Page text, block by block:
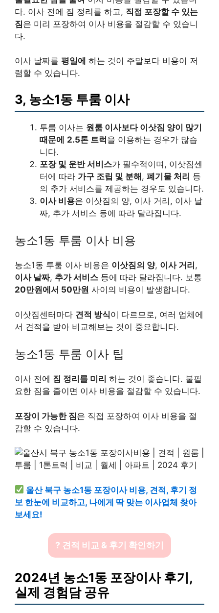
다. 이사 전에 짐 정리를 하고, 직접 포장할 수 있는
짐은 미리 포장하여 이사 비용을 절감할 수 있습니
다.
이사 날짜를 평일에 하는 것이 주말보다 비용이 저
렴할 수 있습니다.
3, 농소1동 투룸 이사
투룸 이사는 원룸 이사보다 이삿짐 양이 많기
때문에 2.5톤 트럭을 이용하는 경우가 많습
니다.
포장 및 운반 서비스가 필수적이며, 이삿짐센
터에 따라 가구 조립 및 분해, 폐기물 처리 등
의 추가 서비스를 제공하는 경우도 있습니다.
이사 비용은 이삿짐의 양, 이사 거리, 이사 날
짜, 추가 서비스 등에 따라 달라집니다.
농소1동 투룸 이사 비용
농소1동 투룸 이사 비용은 이삿짐의 양, 이사 거리 ,
이사 날짜, 추가 서비스 등에 따라 달라집니다. 보통
20만원에서 50만원 사이의 비용이 발생합니다.
이삿짐센터마다 견적 방식이 다르므로, 여러 업체에
서 견적을 받아 비교해보는 것이 중요합니다.
농소1동 투룸 이사 팁
이사 전에 짐 정리를 미리 하는 것이 좋습니다. 불필
요한 짐을 줄이면 이사 비용을 절감할 수 있습니다.
포장이 가능한 짐은 직접 포장하여 이사 비용을 절
감할 수 있습니다.
울산 북구 농소1동 포장이사 비용, 견적, 후기 정
보 한눈에 비교하고, 나에게 딱 맞는 이사업체 찾아
보세요!
? 견적 비교 & 후기 확인하기
2024년 농소1동 포장이사 후기,
실제 경험담 공유